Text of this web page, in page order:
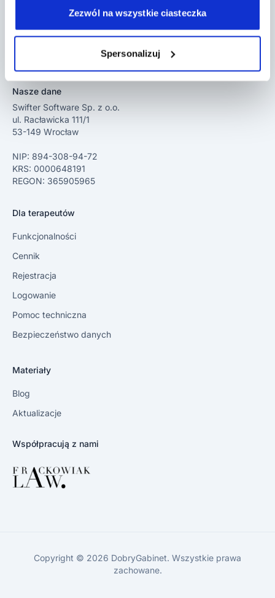
Zezwól na wszystkie ciasteczka
Spersonalizuj
Regulamin
Nasze dane
Swifter Software Sp. z o.o.
ul. Racławicka 111/1
53-149 Wrocław
NIP: 894-308-94-72
KRS: 0000648191
REGON: 365905965
Dla terapeutów
Funkcjonalności
Cennik
Rejestracja
Logowanie
Pomoc techniczna
Bezpieczeństwo danych
Materiały
Blog
Aktualizacje
Współpracują z nami
Copyright © 2026 DobryGabinet. Wszystkie prawa
zachowane.